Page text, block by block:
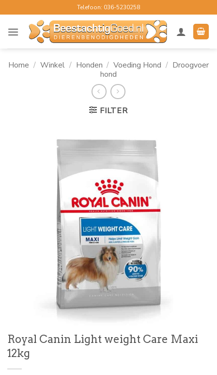
naar
inhoud
Telefoon: 036-5230258
Home / Winkel / Honden / Voeding Hond / Droogvoer
hond
FILTER
Royal Canin Light weight Care Maxi
12kg